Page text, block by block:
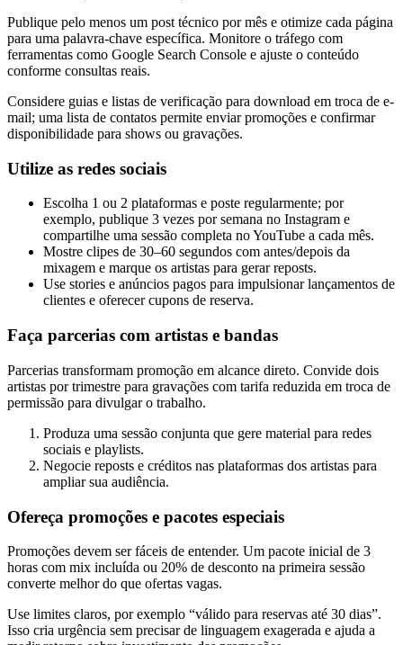
Publique pelo menos um post técnico por mês e otimize cada página
para uma palavra-chave específica. Monitore o tráfego com
ferramentas como Google Search Console e ajuste o conteúdo
conforme consultas reais.
Considere guias e listas de verificação para download em troca de e-
mail; uma lista de contatos permite enviar promoções e confirmar
disponibilidade para shows ou gravações.
Utilize as redes sociais
Escolha 1 ou 2 plataformas e poste regularmente; por
exemplo, publique 3 vezes por semana no Instagram e
compartilhe uma sessão completa no YouTube a cada mês.
Mostre clipes de 30–60 segundos com antes/depois da
mixagem e marque os artistas para gerar reposts.
Use stories e anúncios pagos para impulsionar lançamentos de
clientes e oferecer cupons de reserva.
Faça parcerias com artistas e bandas
Parcerias transformam promoção em alcance direto. Convide dois
artistas por trimestre para gravações com tarifa reduzida em troca de
permissão para divulgar o trabalho.
Produza uma sessão conjunta que gere material para redes
sociais e playlists.
Negocie reposts e créditos nas plataformas dos artistas para
ampliar sua audiência.
Ofereça promoções e pacotes especiais
Promoções devem ser fáceis de entender. Um pacote inicial de 3
horas com mix incluída ou 20% de desconto na primeira sessão
converte melhor do que ofertas vagas.
Use limites claros, por exemplo “válido para reservas até 30 dias”.
Isso cria urgência sem precisar de linguagem exagerada e ajuda a